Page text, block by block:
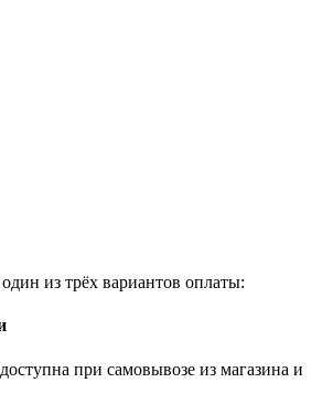
из трёх вариантов оплаты:
при самовывозе из магазина и